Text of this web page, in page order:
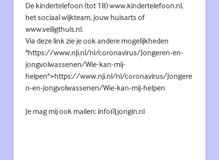
De kindertelefoon (tot 18) www.kindertelefoon.nl,
het sociaal wijkteam, jouw huisarts of
www.veiligthuis.nl.
Via deze link zie je ook andere mogelijkheden
"https://www.nji.nl/nl/coronavirus/Jongeren-en-
jongvolwassenen/Wie-kan-mij-
helpen">https://www.nji.nl/nl/coronavirus/Jongere
n-en-jongvolwassenen/Wie-kan-mij-helpen
Je mag mij ook mailen: info@jongin.nl